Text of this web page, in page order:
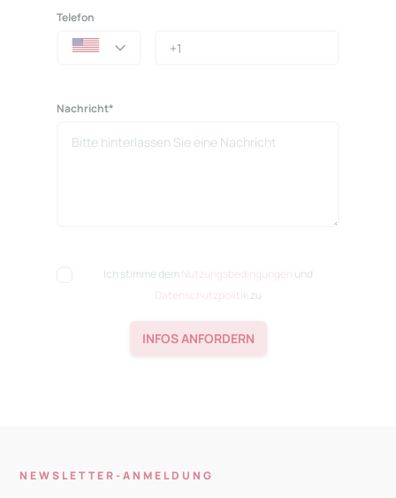
Telefon
Nachricht*
Ich stimme dem Nutzungsbedingungen und
Datenschutzpolitik zu
INFOS ANFORDERN
NEWSLETTER-ANMELDUNG